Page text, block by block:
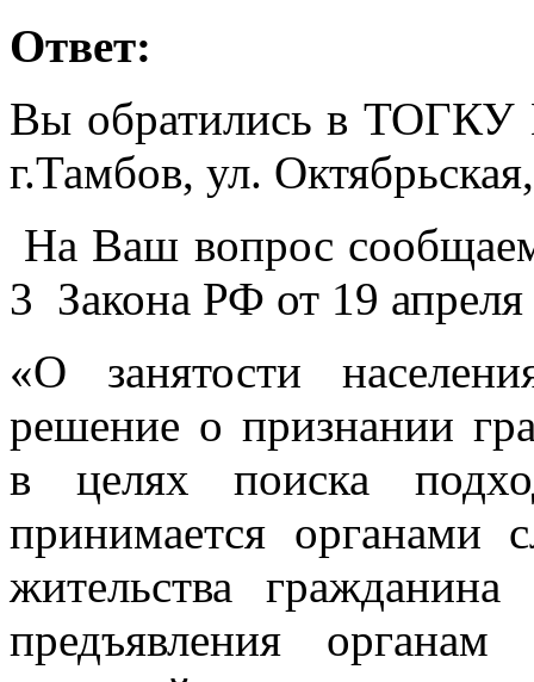
Ответ:
Вы обратились в ТОГКУ
г.Тамбов, ул.
На Ваш вопрос
3 Закона РФ от 19
«О занятости
решение о признании
в целях поиска
принимается
жительства
предъявления